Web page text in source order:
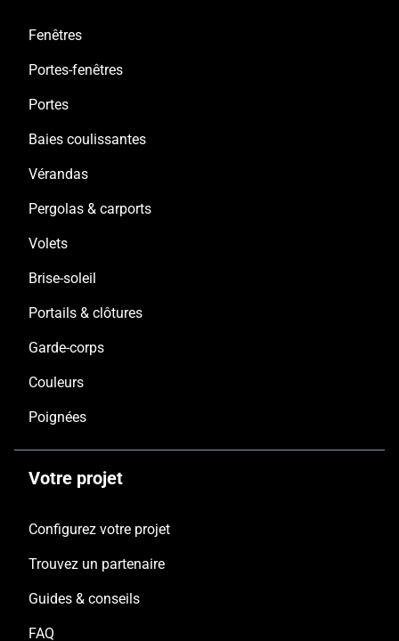
Fenêtres
Portes-fenêtres
Portes
Baies coulissantes
Vérandas
Pergolas & carports
Volets
Brise-soleil
Portails & clôtures
Garde-corps
Couleurs
Poignées
Votre projet
Configurez votre projet
Trouvez un partenaire
Guides & conseils
FAQ